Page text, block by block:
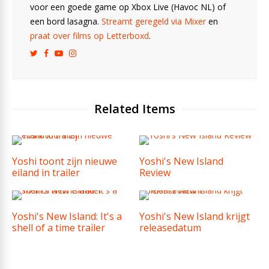
voor een goede game op Xbox Live (Havoc NL) of
een bord lasagna. Streamt geregeld via Mixeren
praat over films op Letterboxd.
Related Items
Yoshi toont zijn nieuwe
eiland in trailer
Yoshi's New Island
Review
Yoshi's New Island: It's a
shell of a time trailer
Yoshi's New Island krijgt
releasedatum